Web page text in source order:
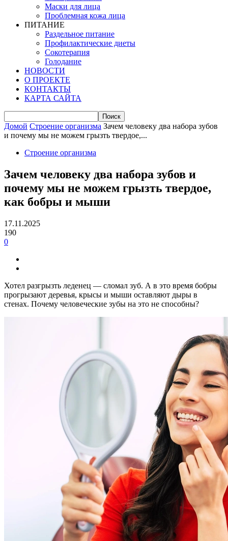
Маски для лица
Проблемная кожа лица
ПИТАНИЕ
Раздельное питание
Профилактические диеты
Сокотерапия
Голодание
НОВОСТИ
О ПРОЕКТЕ
КОНТАКТЫ
КАРТА САЙТА
Домой Строение организма Зачем человеку два набора зубов
и почему мы не можем грызть твердое,...
Строение организма
Зачем человеку два набора зубов и
почему мы не можем грызть твердое,
как бобры и мыши
17.11.2025
190
0
Хотел разгрызть леденец — сломал зуб. А в это время бобры
прогрызают деревья, крысы и мыши оставляют дыры в
стенах. Почему человеческие зубы на это не способны?